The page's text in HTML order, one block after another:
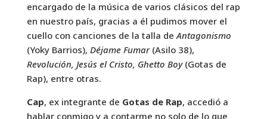
encargado de la música de varios clásicos del rap
en nuestro país, gracias a él pudimos mover el
cuello con canciones de la talla deAntagonismo
(Yoky Barrios), Déjame Fumar (Asilo 38),
Revolución, Jesús el Cristo, Ghetto Boy (Gotas de
Rap), entre otras.
Cap, ex integrante de Gotas de Rap, accedió a
hablar conmigo y a contarme no solo de lo que